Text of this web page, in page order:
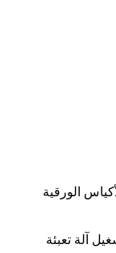
الورقية
آلة تعبئة